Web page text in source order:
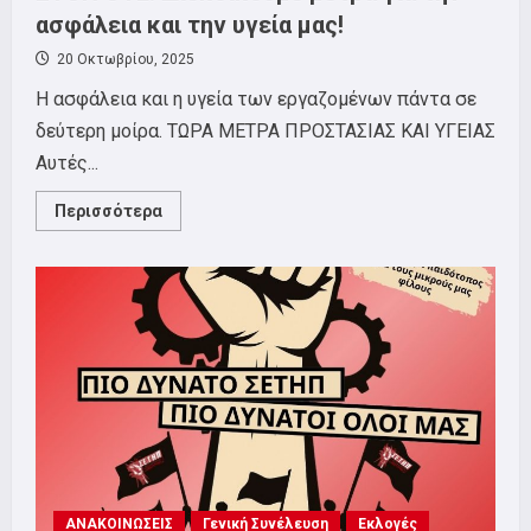
Γάζα.
ασφάλεια και την υγεία μας!
20 Οκτωβρίου, 2025
Η ασφάλεια και η υγεία των εργαζομένων πάντα σε
δεύτερη μοίρα. ΤΩΡΑ ΜΕΤΡΑ ΠΡΟΣΤΑΣΙΑΣ ΚΑΙ ΥΓΕΙΑΣ
Αυτές...
Περισσότερα
more
ΕΠΙΤΡΟΠΗ
ΤΟΥ
ΣΕΤΗΠ
ΣΤΟΝ
ΟΤΕ:
Διεκδικούμε
μέτρα
για
την
ασφάλεια
και
την
υγεία
μας!
ΑΝΑΚΟΙΝΩΣΕΙΣ Γενική Συνέλευση Εκλογές